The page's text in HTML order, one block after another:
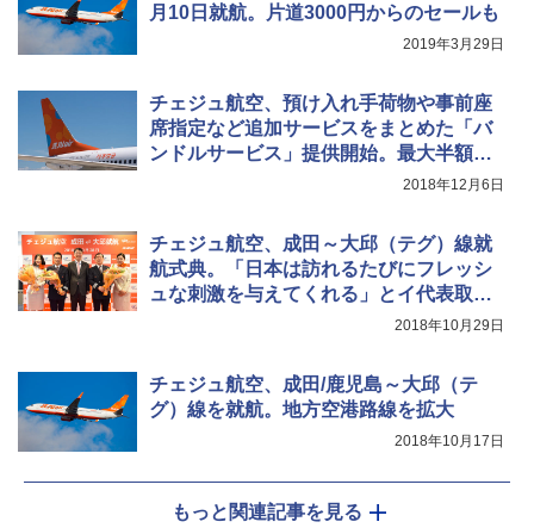
電動エアーポンプ SUP用 20PSI 電動ポンプ
ゴムボート 空気入れ 空気抜き 自動停止 過熱
￥7,299
月10日就航。片道3000円からのセールも
2019年3月29日
チェジュ航空、預け入れ手荷物や事前座
席指定など追加サービスをまとめた「バ
ンドルサービス」提供開始。最大半額以
2018年12月6日
チェジュ航空、成田～大邱（テグ）線就
航式典。「日本は訪れるたびにフレッシ
ュな刺激を与えてくれる」とイ代表取締
2018年10月29日
チェジュ航空、成田/鹿児島～大邱（テ
グ）線を就航。地方空港路線を拡大
2018年10月17日
もっと関連記事を見る